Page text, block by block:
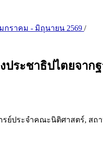
กราคม - มิถุนายน 2569 /
ประชาธิปไตยจา
รย์ประจำคณะนิติศาสตร์, ส